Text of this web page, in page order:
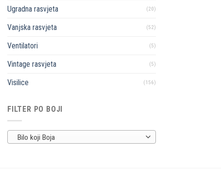
Ugradna rasvjeta (20)
Vanjska rasvjeta (52)
Ventilatori (5)
Vintage rasvjeta (5)
Visilice (156)
FILTER PO BOJI
Bilo koji Boja